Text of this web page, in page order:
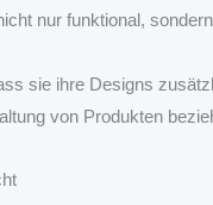
nur funktional,
sie ihre Designs
von Produkten